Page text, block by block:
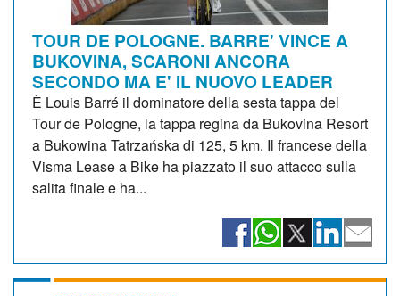
TOUR DE POLOGNE. BARRE' VINCE A
BUKOVINA, SCARONI ANCORA
SECONDO MA E' IL NUOVO LEADER
È Louis Barré il dominatore della sesta tappa del
Tour de Pologne, la tappa regina da Bukovina Resort
a Bukowina Tatrzańska di 125, 5 km. Il francese della
Visma Lease a Bike ha piazzato il suo attacco sulla
salita finale e ha...